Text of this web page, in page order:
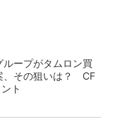
ループがタムロン買
、その狙いは？ CF
ト